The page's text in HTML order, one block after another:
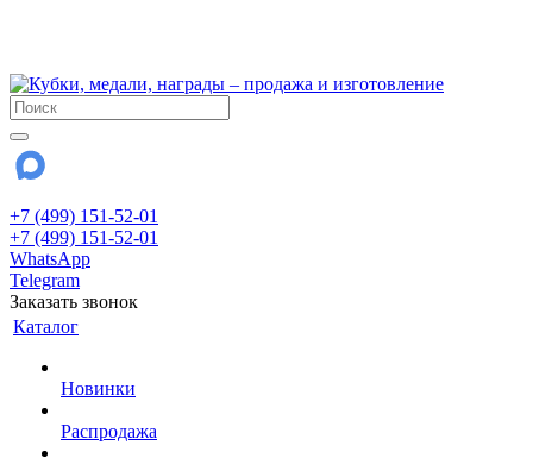
+7 (499) 151-52-01
+7 (499) 151-52-01
WhatsApp
Telegram
Заказать звонок
Каталог
Новинки
Распродажа